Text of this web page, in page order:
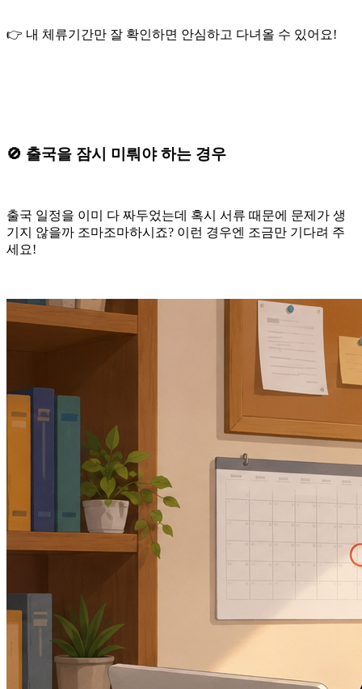
👉 내 체류기간만 잘 확인하면 안심하고 다녀올 수 있어요!
🚫 출국을 잠시 미뤄야 하는 경우
출국 일정을 이미 다 짜두었는데 혹시 서류 때문에 문제가 생
기지 않을까 조마조마하시죠? 이런 경우엔 조금만 기다려 주
세요!